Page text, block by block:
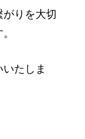
りを大切
たしま